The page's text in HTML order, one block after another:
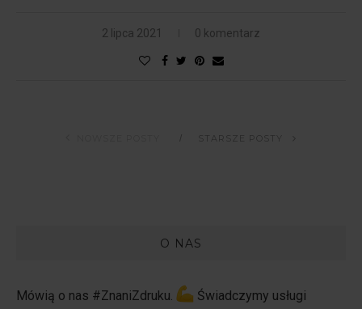
2 lipca 2021 0 komentarz
STARSZE POSTY
O NAS
Mówią o nas #ZnaniZdruku.
Świadczymy usługi